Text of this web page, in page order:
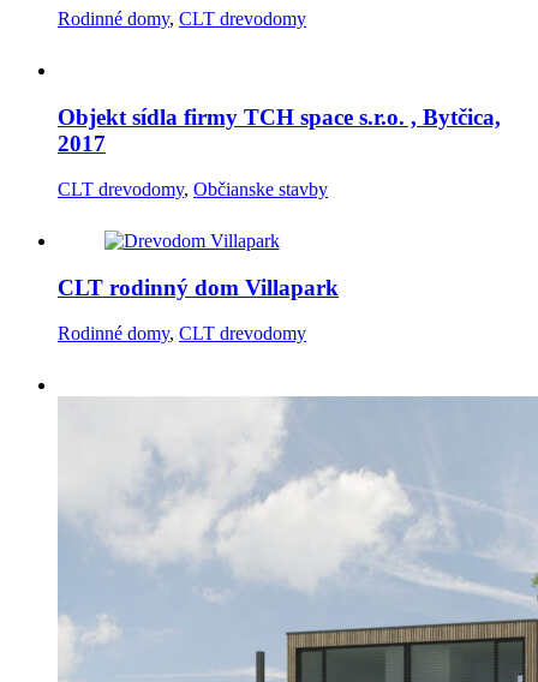
Rodinné domy, CLT drevodomy
Objekt sídla firmy TCH space s.r.o. , Bytčica,
2017
CLT drevodomy, Občianske stavby
CLT rodinný dom Villapark
Rodinné domy, CLT drevodomy